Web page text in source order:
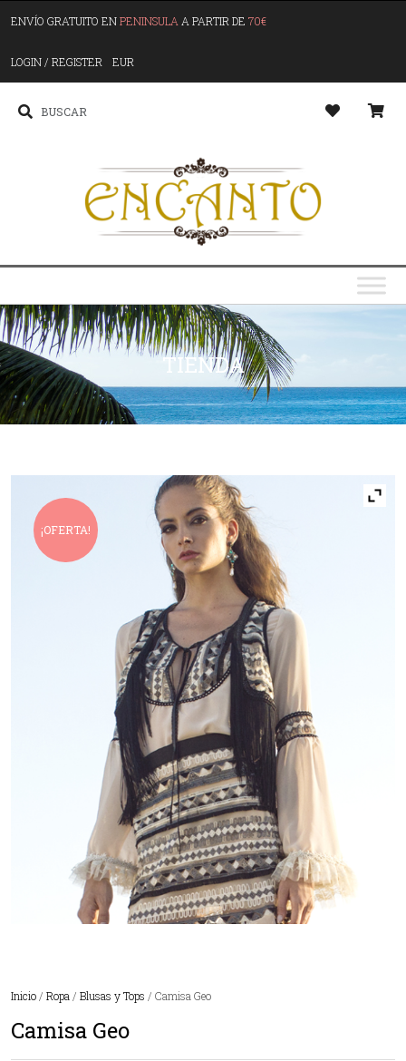
ENVÍO GRATUITO ENPENINSULA A PARTIR DE 70€
LOGIN / REGISTER EUR
TIENDA
¡OFERTA!
Inicio / Ropa / Blusas y Tops / Camisa Geo
Camisa Geo